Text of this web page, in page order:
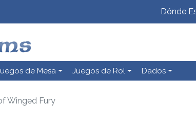
Dónde
de Mesa Juegos de Rol Dados
Winged Fury